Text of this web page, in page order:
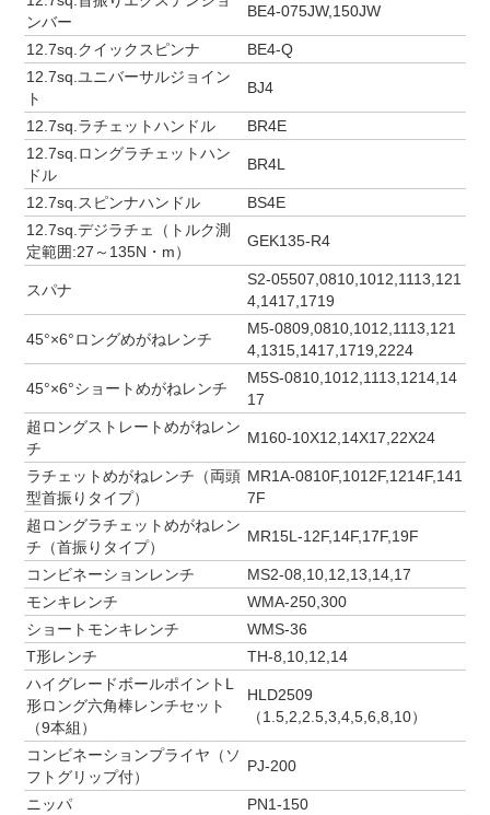
ンバー
BE4-075JW,150JW
12.7sq.クイックスピンナ
BE4-Q
12.7sq.ユニバーサルジョイン
ト
BJ4
12.7sq.ラチェットハンドル
BR4E
12.7sq.ロングラチェットハン
ドル
BR4L
12.7sq.スピンナハンドル
BS4E
12.7sq.デジラチェ（トルク測
定範囲:27～135N・m）
GEK135-R4
スパナ
S2-05507,0810,1012,1113,121
4,1417,1719
45°×6°ロングめがねレンチ
M5-0809,0810,1012,1113,121
4,1315,1417,1719,2224
45°×6°ショートめがねレンチ
M5S-0810,1012,1113,1214,14
17
超ロングストレートめがねレン
チ
M160-10X12,14X17,22X24
ラチェットめがねレンチ（両頭
型首振りタイプ）
MR1A-0810F,1012F,1214F,141
7F
超ロングラチェットめがねレン
チ（首振りタイプ）
MR15L-12F,14F,17F,19F
コンビネーションレンチ
MS2-08,10,12,13,14,17
モンキレンチ
WMA-250,300
ショートモンキレンチ
WMS-36
T形レンチ
TH-8,10,12,14
ハイグレードボールポイントL
形ロング六角棒レンチセット
（9本組）
HLD2509
（1.5,2,2.5,3,4,5,6,8,10）
コンビネーションプライヤ（ソ
フトグリップ付）
PJ-200
ニッパ
PN1-150